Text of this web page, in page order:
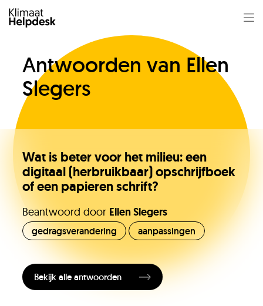
Antwoorden van Ellen
Slegers
Wat is beter voor het milieu: een
digitaal (herbruikbaar) opschrijfboek
of een papieren schrift?
Beantwoord door Ellen Slegers
gedragsverandering aanpassingen
Bekijk alle antwoorden
Jullie vragen
Onze experts
Vacatures